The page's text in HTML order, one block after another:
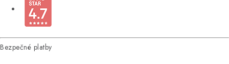
Bezpečné platby